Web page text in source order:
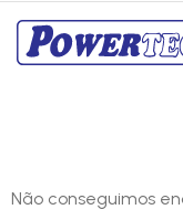
Não conseguimos